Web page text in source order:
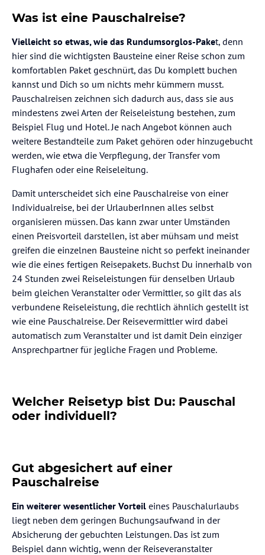
Was ist eine Pauschalreise?
Vielleicht so etwas, wie das Rundumsorglos-Paket, denn
hier sind die wichtigsten Bausteine einer Reise schon zum
komfortablen Paket geschnürt, das Du komplett buchen
kannst und Dich so um nichts mehr kümmern musst.
Pauschalreisen zeichnen sich dadurch aus, dass sie aus
mindestens zwei Arten der Reiseleistung bestehen, zum
Beispiel Flug und Hotel. Je nach Angebot können auch
weitere Bestandteile zum Paket gehören oder hinzugebucht
werden, wie etwa die Verpflegung, der Transfer vom
Flughafen oder eine Reiseleitung.
Damit unterscheidet sich eine Pauschalreise von einer
Individualreise, bei der UrlauberInnen alles selbst
organisieren müssen. Das kann zwar unter Umständen
einen Preisvorteil darstellen, ist aber mühsam und meist
greifen die einzelnen Bausteine nicht so perfekt ineinander
wie die eines fertigen Reisepakets. Buchst Du innerhalb von
24 Stunden zwei Reiseleistungen für denselben Urlaub
beim gleichen Veranstalter oder Vermittler, so gilt das als
verbundene Reiseleistung, die rechtlich ähnlich gestellt ist
wie eine Pauschalreise. Der Reisevermittler wird dabei
automatisch zum Veranstalter und ist damit Dein einziger
Ansprechpartner für jegliche Fragen und Probleme.
Welcher Reisetyp bist Du: Pauschal
oder individuell?
Gut abgesichert auf einer
Pauschalreise
Ein weiterer wesentlicher Vorteil eines Pauschalurlaubs
liegt neben dem geringen Buchungsaufwand in der
Absicherung der gebuchten Leistungen. Das ist zum
Beispiel dann wichtig, wenn der Reiseveranstalter